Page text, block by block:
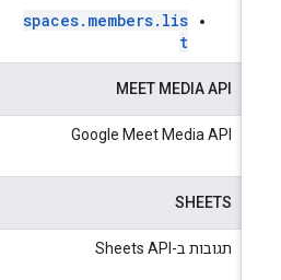
spaces.members.lis
MEET MEDIA API
Google Meet Media API
SHEETS
תגובות ב-Sheets API